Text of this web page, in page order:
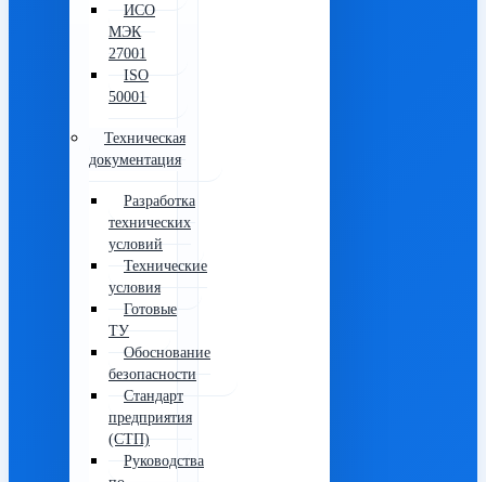
ИСО
МЭК
27001
ISO
50001
Техническая
документация
Разработка
технических
условий
Технические
условия
Готовые
ТУ
Обоснование
безопасности
Стандарт
предприятия
(СТП)
Руководства